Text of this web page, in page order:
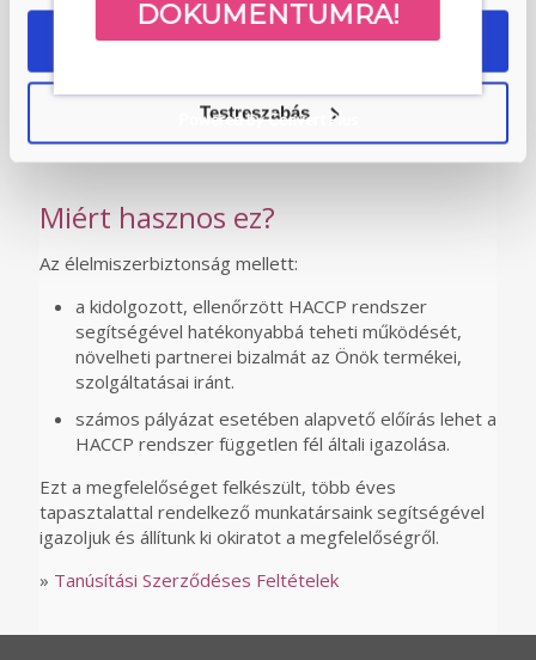
OK
Testreszabás
Ennek érdekében írják elő jogszabályok kötelezően, a
HACCP rendszer működtetését Magyarországon és
külföldön egyaránt. Nem feladata Önnek az indokolatlan
„papír gyártás”, de feladata a kötelező gondosság
igazolása.
Miért hasznos ez?
Az élelmiszerbiztonság mellett:
a kidolgozott, ellenőrzött HACCP rendszer
segítségével hatékonyabbá teheti működését,
növelheti partnerei bizalmát az Önök termékei,
szolgáltatásai iránt.
számos pályázat esetében alapvető előírás lehet a
HACCP rendszer független fél általi igazolása.
Ezt a megfelelőséget felkészült, több éves
tapasztalattal rendelkező munkatársaink segítségével
igazoljuk és állítunk ki okiratot a megfelelőségről.
» Tanúsítási Szerződéses Feltételek
DOKUMENTUMRA!
Powered by Convert Plus